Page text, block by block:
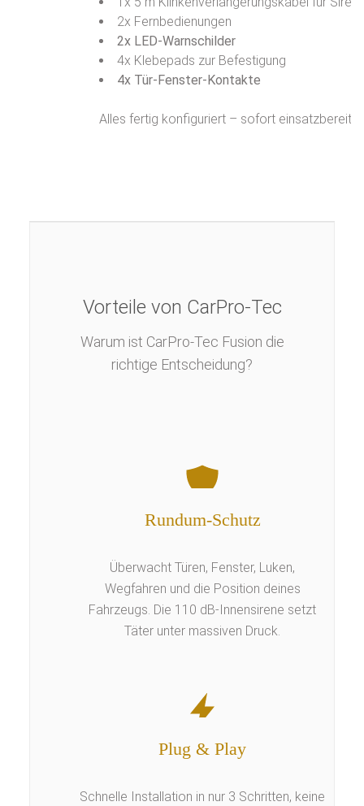
2x Fernbedienungen
2x LED-Warnschilder
4x Klebepads zur Befestigung
4x Tür-Fenster-Kontakte
Alles fertig konfiguriert – sofort einsatzbereit!
Vorteile von CarPro-Tec
Warum ist CarPro-Tec Fusion die
richtige Entscheidung?
Rundum-Schutz
Überwacht Türen, Fenster, Luken,
Wegfahren und die Position deines
Fahrzeugs. Die 110 dB-Innensirene setzt
Täter unter massiven Druck.
Plug & Play
Schnelle Installation in nur 3 Schritten, keine